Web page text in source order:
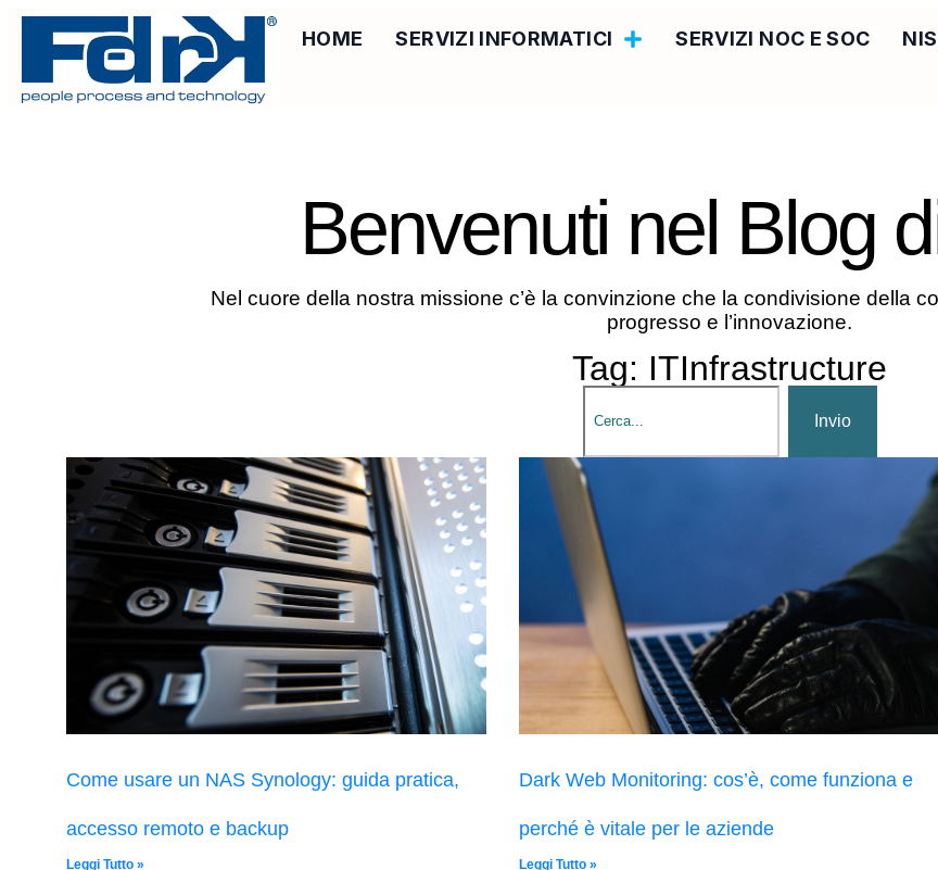
HOME SERVIZI INFORMATICI SERVIZI NOC E SOC
Benvenuti nel Blog
Nel cuore della nostra missione c’è la convinzione che la condivisione della
progresso e l’innovazione.
Tag: ITInfrastructure
Invio
Come usare un NAS Synology: guida pratica,
accesso remoto e backup
Leggi Tutto »
Dark Web Monitoring: cos’è, come funziona e
perché è vitale per le aziende
Leggi Tutto »